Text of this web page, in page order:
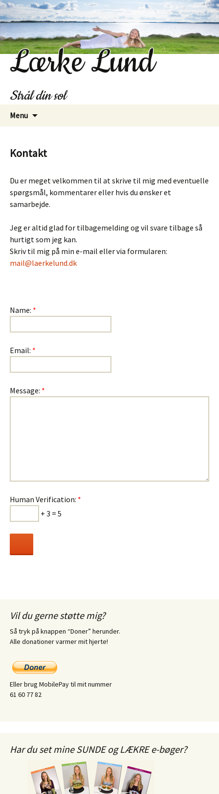
Lærke Lund
Strål din sol
Menu
Kontakt
Du er meget velkommen til at skrive til mig med eventuelle
spørgsmål, kommentarer eller hvis du ønsker et
samarbejde.
Jeg er altid glad for tilbagemelding og vil svare tilbage så
hurtigt som jeg kan.
Skriv til mig på min e-mail eller via formularen:
mail@laerkelund.dk
Name: *
Email: *
Message: *
Human Verification: *
+ 3 = 5
Vil du gerne støtte mig?
Så tryk på knappen “Doner” herunder.
Alle donationer varmer mit hjerte!
Eller brug MobilePay til mit nummer
61 60 77 82
Har du set mine SUNDE og LÆKRE e-bøger?